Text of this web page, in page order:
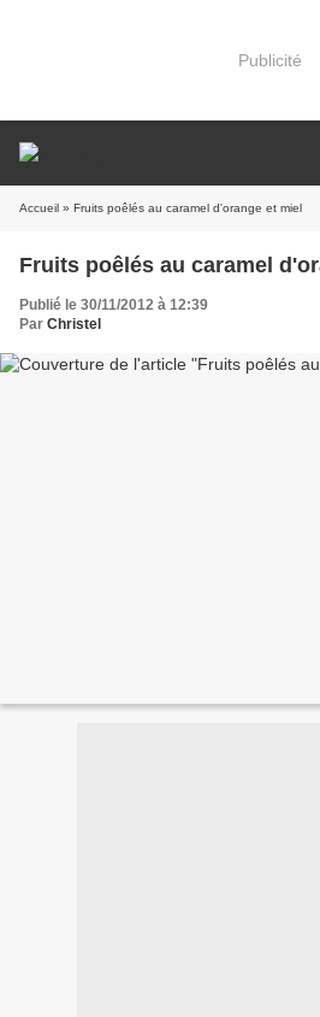
Publicité
Accueil » Fruits poêlés au caramel d'orange et miel
Fruits poêlés au caramel
Publié le 30/11/2012 à 12:39
Par Christel